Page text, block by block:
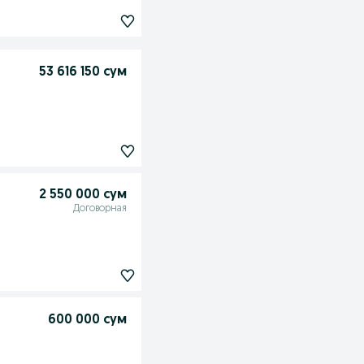
53 616 150 сум
2 550 000 сум
Договорная
600 000 сум